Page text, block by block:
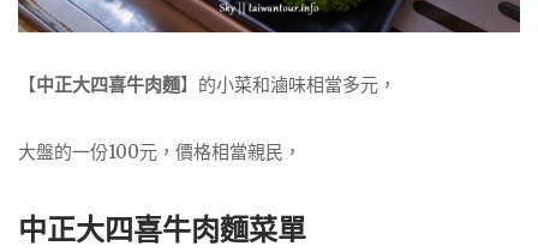
【中正大四喜牛肉麵】的小菜和滷味相當多元，
大盤的一份100元，價格相當親民，
中正大四喜牛肉麵菜單